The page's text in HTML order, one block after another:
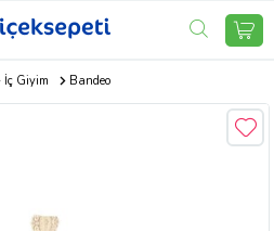
İç Giyim Bandeo